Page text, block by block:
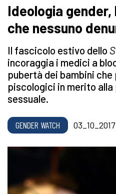
Ideologia gender,
che nessuno
Il fascicolo estivo dello
incoraggia i medici a
pubertà dei bambini
piscologici in merito
sessuale.
GENDER WATCH 03_10_2017